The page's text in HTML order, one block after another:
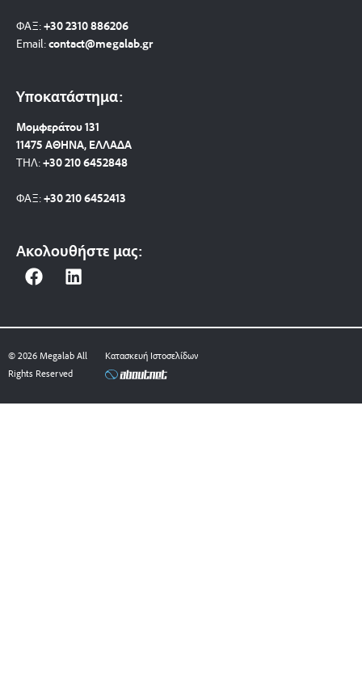
ΦΑΞ:+30 2310 886206
Email:contact@megalab.gr
Υποκατάστημα:
Μομφεράτου 131
11475 ΑΘΗΝΑ, ΕΛΛΑΔΑ
ΤΗΛ:+30 210 6452848
ΦΑΞ:+30 210 6452413
Ακολουθήστε μας:
F
e
b
o
k
L
k
e
d
n
© 2026 Megalab All
Rights Reserved
Κατασκευή Ιστοσελίδων